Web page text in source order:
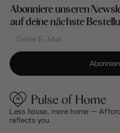
Abonniere unseren
auf deine nächste
Mail-
Adresse
Less house, more home –
reflects you.